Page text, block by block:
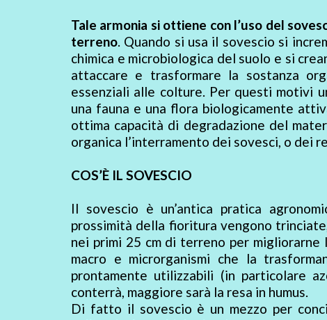
Tale armonia si ottiene con l’uso del
terreno. Quando si usa il sovescio si
chimica e microbiologica del suolo e si
attaccare e trasformare la sostanza
essenziali alle colture. Per questi motivi
una fauna e una flora biologicamente
ottima capacità di degradazione del
organica l’interramento dei sovesci, o dei
COS’È IL SOVESCIO
Il sovescio è un’antica pratica
prossimità della fioritura vengono
nei primi 25 cm di terreno per
macro e microrganismi che la
prontamente utilizzabili (in particolare
conterrà, maggiore sarà la resa in humus.
Di fatto il sovescio è un mezzo per